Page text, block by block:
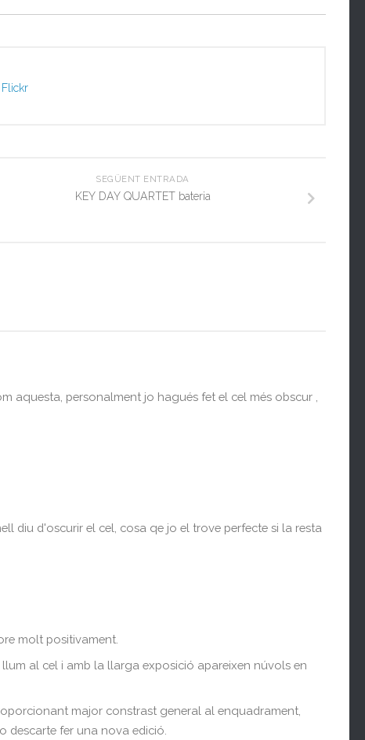
SEGÜENT ENTRADA
KEY DAY QUARTET bateria
aquesta, personalment jo hagués fet el cel més obscur ,
diu d'oscurir el cel, cosa qe jo el trove perfecte si la resta
molt positivament.
al cel i amb la llarga exposició apareixen núvols en
major constrast general al enquadrament,
descarte fer una nova edició.